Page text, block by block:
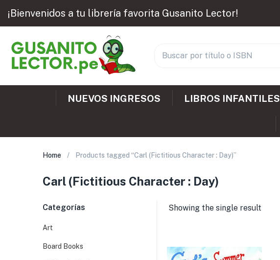
¡Bienvenidos a tu librería favorita Gusanito Lector!
NUEVOS INGRESOS LIBROS INFANTILES
Home Products tagged “Carl (Fictitious Character : Day)”
Carl (Fictitious Character : Day)
Showing the single result
Categorías
Art
Board Books